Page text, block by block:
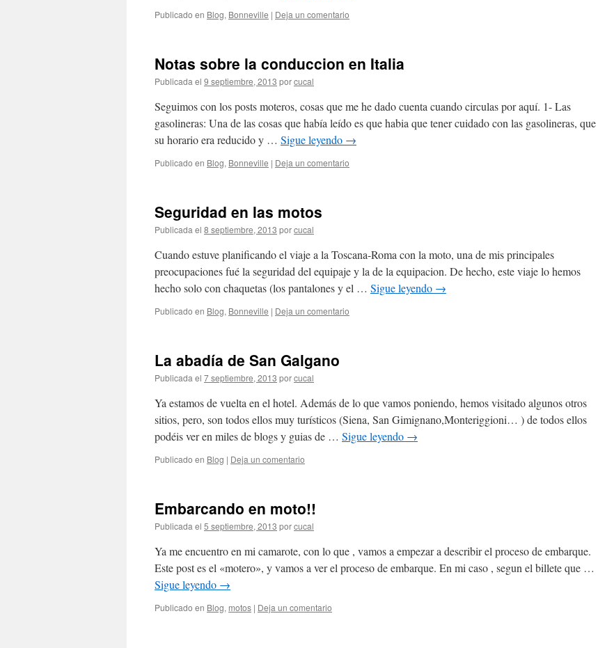
Publicado en Blog, Bonneville | Deja un comentario
Notas sobre la conduccion en Italia
Publicada el 9 septiembre, 2013 porcucal
Seguimos con los posts moteros, cosas que me he dado cuenta cuando circulas por aquí. 1- Las
gasolineras: Una de las cosas que había leído es que habia que tener cuidado con las gasolineras, que
su horario era reducido y … Sigue leyendo →
Publicado en Blog, Bonneville | Deja un comentario
Seguridad en las motos
Publicada el 8 septiembre, 2013 porcucal
Cuando estuve planificando el viaje a la Toscana-Roma con la moto, una de mis principales
preocupaciones fué la seguridad del equipaje y la de la equipacion. De hecho, este viaje lo hemos
hecho solo con chaquetas (los pantalones y el … Sigue leyendo →
Publicado en Blog, Bonneville | Deja un comentario
La abadía de San Galgano
Publicada el 7 septiembre, 2013 porcucal
Ya estamos de vuelta en el hotel. Además de lo que vamos poniendo, hemos visitado algunos otros
sitios, pero, son todos ellos muy turísticos (Siena, San Gimignano,Monteriggioni… ) de todos ellos
podéis ver en miles de blogs y guias de … Sigue leyendo →
Publicado en Blog | Deja un comentario
Embarcando en moto!!
Publicada el 5 septiembre, 2013 porcucal
Ya me encuentro en mi camarote, con lo que , vamos a empezar a describir el proceso de embarque.
Este post es el «motero», y vamos a ver el proceso de embarque. En mi caso , segun el billete que …
Sigue leyendo →
Publicado en Blog, motos | Deja un comentario